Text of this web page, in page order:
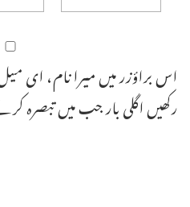
اس براؤزر میں میرا نام، ای
رکھیں اگلی بار جب میں تبصرہ